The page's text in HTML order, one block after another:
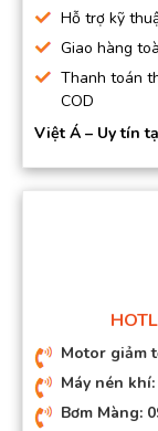
Hỗ trợ kỹ
Giao hàng
Thanh toán
COD
Việt Á – Uy tín
Motor giảm
Máy nén
Bơm Màng: